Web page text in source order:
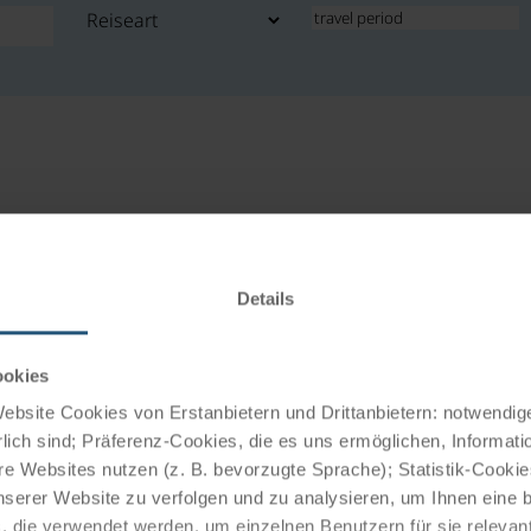
Details
Cookies von Erstanbietern und Drittanbietern:
sind; Präferenz-Cookies, die es uns ermöglichen,
Websites nutzen (z. B. bevorzugte Sprache); Statistik-
Website zu verfolgen und zu analysieren, um Ihnen eine
die verwendet werden, um einzelnen Benutzern für sie
Just popping out
minute prices in our latest customer magazine! From
Lahn fromWetzlar, and into the Altmühl Valley from
experience, from Perl-Nennig; experience ‘Bella